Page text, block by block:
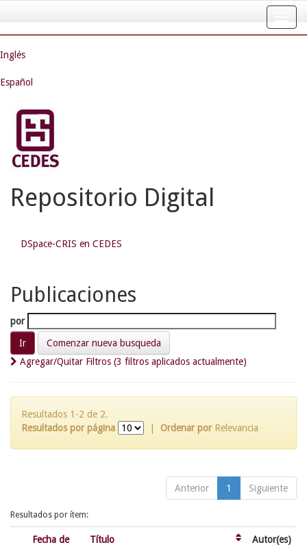
navigation
Inglés
Español
Repositorio Digital
DSpace-CRIS en CEDES
Publicaciones
por
Comenzar nueva busqueda
Agregar/Quitar Filtros (3 filtros aplicados actualmente)
Resultados 1-2 de 2.
Resultados por página
Ordenar por Relevancia
Anterior 1 Siguiente
Resultados por ítem:
Fecha de
Título Autor(es)